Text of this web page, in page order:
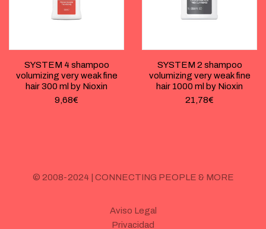
SYSTEM 4 shampoo
volumizing very weak fine
hair 300 ml by Nioxin
9,68€
SYSTEM 2 shampoo
volumizing very weak fine
hair 1000 ml by Nioxin
21,78€
© 2008-2024 | CONNECTING PEOPLE & MORE
Aviso Legal
Privacidad